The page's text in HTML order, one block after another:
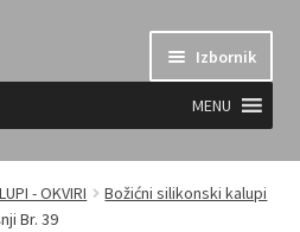
Izbornik
MENU
- OKVIRI
Božićni silikonski kalupi
Br. 39